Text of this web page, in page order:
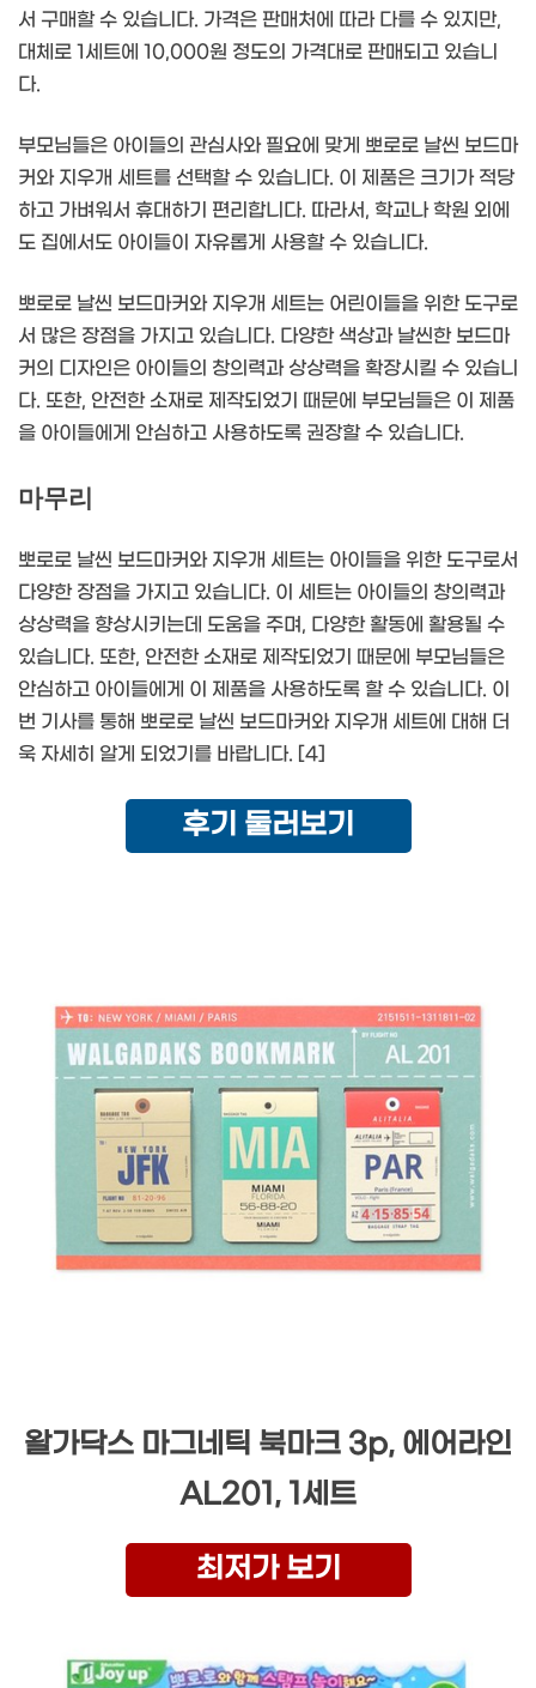
서 구매할 수 있습니다. 가격은 판매처에 따라 다를 수 있지만,
대체로 1세트에 10,000원 정도의 가격대로 판매되고 있습니
다.
부모님들은 아이들의 관심사와 필요에 맞게 뽀로로 날씬 보드마
커와 지우개 세트를 선택할 수 있습니다. 이 제품은 크기가 적당
하고 가벼워서 휴대하기 편리합니다. 따라서, 학교나 학원 외에
도 집에서도 아이들이 자유롭게 사용할 수 있습니다.
뽀로로 날씬 보드마커와 지우개 세트는 어린이들을 위한 도구로
서 많은 장점을 가지고 있습니다. 다양한 색상과 날씬한 보드마
커의 디자인은 아이들의 창의력과 상상력을 확장시킬 수 있습니
다. 또한, 안전한 소재로 제작되었기 때문에 부모님들은 이 제품
을 아이들에게 안심하고 사용하도록 권장할 수 있습니다.
마무리
뽀로로 날씬 보드마커와 지우개 세트는 아이들을 위한 도구로서
다양한 장점을 가지고 있습니다. 이 세트는 아이들의 창의력과
상상력을 향상시키는데 도움을 주며, 다양한 활동에 활용될 수
있습니다. 또한, 안전한 소재로 제작되었기 때문에 부모님들은
안심하고 아이들에게 이 제품을 사용하도록 할 수 있습니다. 이
번 기사를 통해 뽀로로 날씬 보드마커와 지우개 세트에 대해 더
욱 자세히 알게 되었기를 바랍니다. [4]
후기 둘러보기
왈가닥스 마그네틱 북마크 3p, 에어라인
AL201, 1세트
최저가 보기